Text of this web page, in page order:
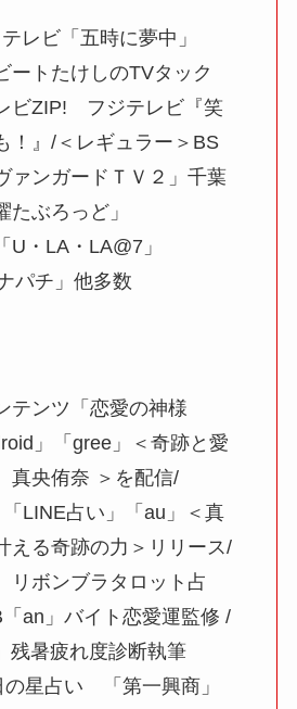
レビ「五時に夢中」
ートたけしのTVタック
ビZIP! フジテレビ『笑
！』/＜レギュラー＞BS
ァンガードＴＶ２」千葉
たぶろっど」
U・LA・LA@7」
パチ」他多数
テンツ「恋愛の神様
」「gree」＜奇跡と愛
央侑奈 ＞を配信/
「LINE占い」「au」＜真
える奇跡の力＞リリース/
リボンブラタロット占
an」バイト恋愛運監修 /
残暑疲れ度診断執筆
の星占い 「第一興商」